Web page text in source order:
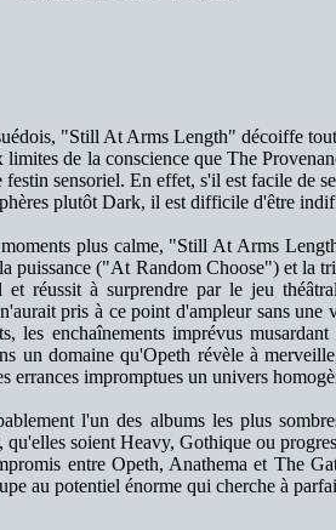
"Still At Arms Length" décoiffe
limites de la conscience que The
sensoriel. En effet, s'il est facile de
plutôt Dark, il est difficile d'être
plus calme, "Still At Arms
puissance ("At Random Choose") et la
et réussit à surprendre par le jeu
pris à ce point d'ampleur sans une
les enchaînements imprévus
un domaine qu'Opeth révèle à
errances impromptues un univers
l'un des albums les plus
qu'elles soient Heavy, Gothique ou
entre Opeth, Anathema et The
au potentiel énorme qui cherche à